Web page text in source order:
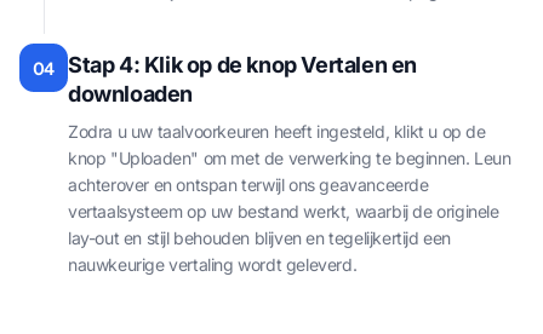
04
Stap 4: Klik op de knop Vertalen en
downloaden
Zodra u uw taalvoorkeuren heeft ingesteld, klikt u op de
knop "Uploaden" om met de verwerking te beginnen. Leun
achterover en ontspan terwijl ons geavanceerde
vertaalsysteem op uw bestand werkt, waarbij de originele
lay-out en stijl behouden blijven en tegelijkertijd een
nauwkeurige vertaling wordt geleverd.